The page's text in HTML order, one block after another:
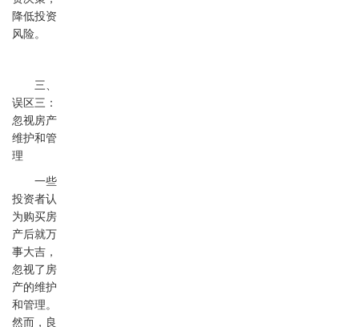
降低投资
风险。
三、
误区三：
忽视房产
维护和管
理
一些
投资者认
为购买房
产后就万
事大吉，
忽视了房
产的维护
和管理。
然而，良